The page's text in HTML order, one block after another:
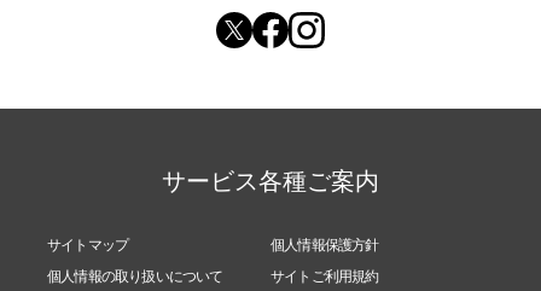
サービス各種ご案内
サイトマップ
個人情報保護方針
個人情報の取り扱いについて
サイトご利用規約